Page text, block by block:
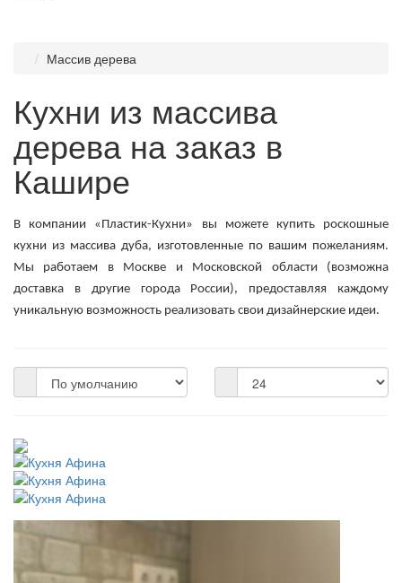
Массив дерева
Кухни из массива
дерева на заказ в
Кашире
В компании «Пластик-Кухни» вы можете купить роскошные
кухни из массива дуба, изготовленные по вашим пожеланиям.
Мы работаем в Москве и Московской области (возможна
доставка в другие города России), предоставляя каждому
уникальную возможность реализовать свои дизайнерские идеи.